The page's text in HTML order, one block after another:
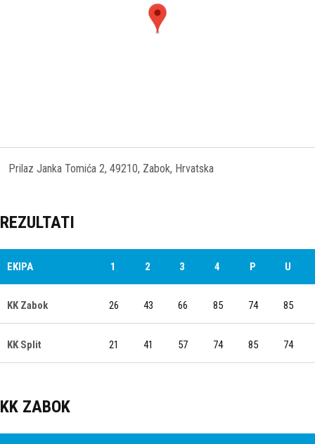
Prilaz Janka Tomića 2, 49210, Zabok, Hrvatska
REZULTATI
EKIPA 1 2 3 4 P U
KK Zabok 26 43 66 85 74 85
KK Split 21 41 57 74 85 74
KK ZABOK